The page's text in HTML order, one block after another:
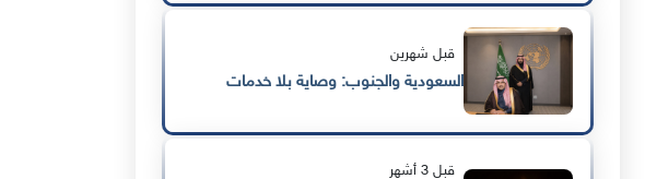
قبل شهرين
السعودية والجنوب: وصاية بلا خدمات
قبل 3 أشهر